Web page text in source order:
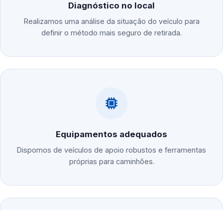
Diagnóstico no local
Realizamos uma análise da situação do veículo para
definir o método mais seguro de retirada.
Equipamentos adequados
Dispomos de veículos de apoio robustos e ferramentas
próprias para caminhões.